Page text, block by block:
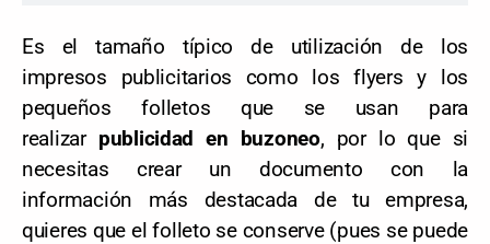
Es el tamaño típico de utilización de los
impresos publicitarios como los flyers y los
pequeños folletos que se usan para
realizar publicidad en buzoneo, por lo que si
necesitas crear un documento con la
información más destacada de tu empresa,
quieres que el folleto se conserve (pues se puede